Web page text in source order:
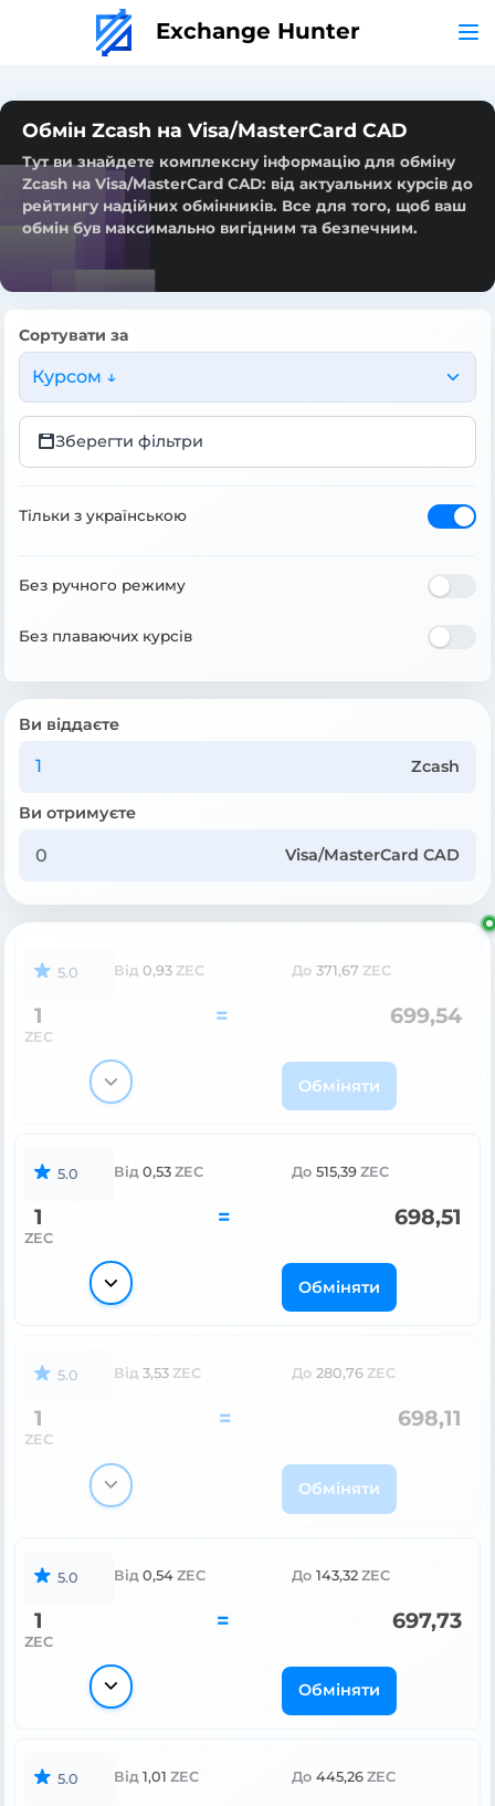
Exchange Hunter
Обмін Zcash на Visa/MasterCard CAD
Тут ви знайдете комплексну інформацію для обміну
Zcash на Visa/MasterCard CAD: від актуальних курсів до
рейтингу надійних обмінників. Все для того, щоб ваш
обмін був максимально вигідним та безпечним.
Сортувати за
Курсом ↓
Зберегти фільтри
Тільки з українською
Без ручного режиму
Без плаваючих курсів
Ви віддаєте
Zcash
Ви отримуєте
Visa/MasterCard CAD
5.0 Від 0,93 ZEC До 371,67 ZEC
1
ZEC
= 699,54
Обміняти
5.0 Від 0,53 ZEC До 515,39 ZEC
1
ZEC
= 698,51
Обміняти
5.0 Від 3,53 ZEC До 280,76 ZEC
1
ZEC
= 698,11
Обміняти
5.0 Від 0,54 ZEC До 143,32 ZEC
1
ZEC
= 697,73
Обміняти
5.0 Від 1,01 ZEC До 445,26 ZEC